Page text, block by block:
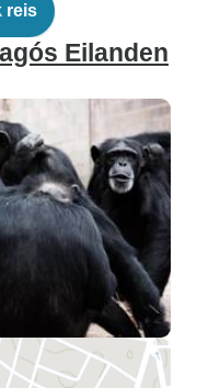
reis
Eilanden